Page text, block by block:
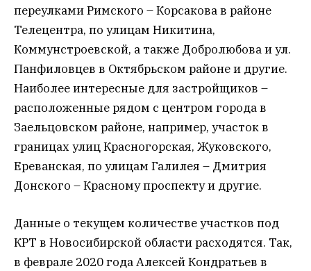
переулками Римского – Корсакова в районе
Телецентра, по улицам Никитина,
Коммунстроевской, а также Добролюбова и ул.
Панфиловцев в Октябрьском районе и другие.
Наиболее интересные для застройщиков –
расположенные рядом с центром города в
Заельцовском районе, например, участок в
границах улиц Красногорская, Жуковского,
Ереванская, по улицам Галилея – Дмитрия
Донского – Красному проспекту и другие.
Данные о текущем количестве участков под
КРТ в Новосибирской области расходятся. Так,
в феврале 2020 года Алексей Кондратьев в